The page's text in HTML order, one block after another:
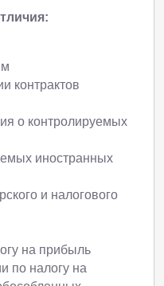
контрактов
о контролируемых
иностранных
и налогового
на прибыль
по налогу на